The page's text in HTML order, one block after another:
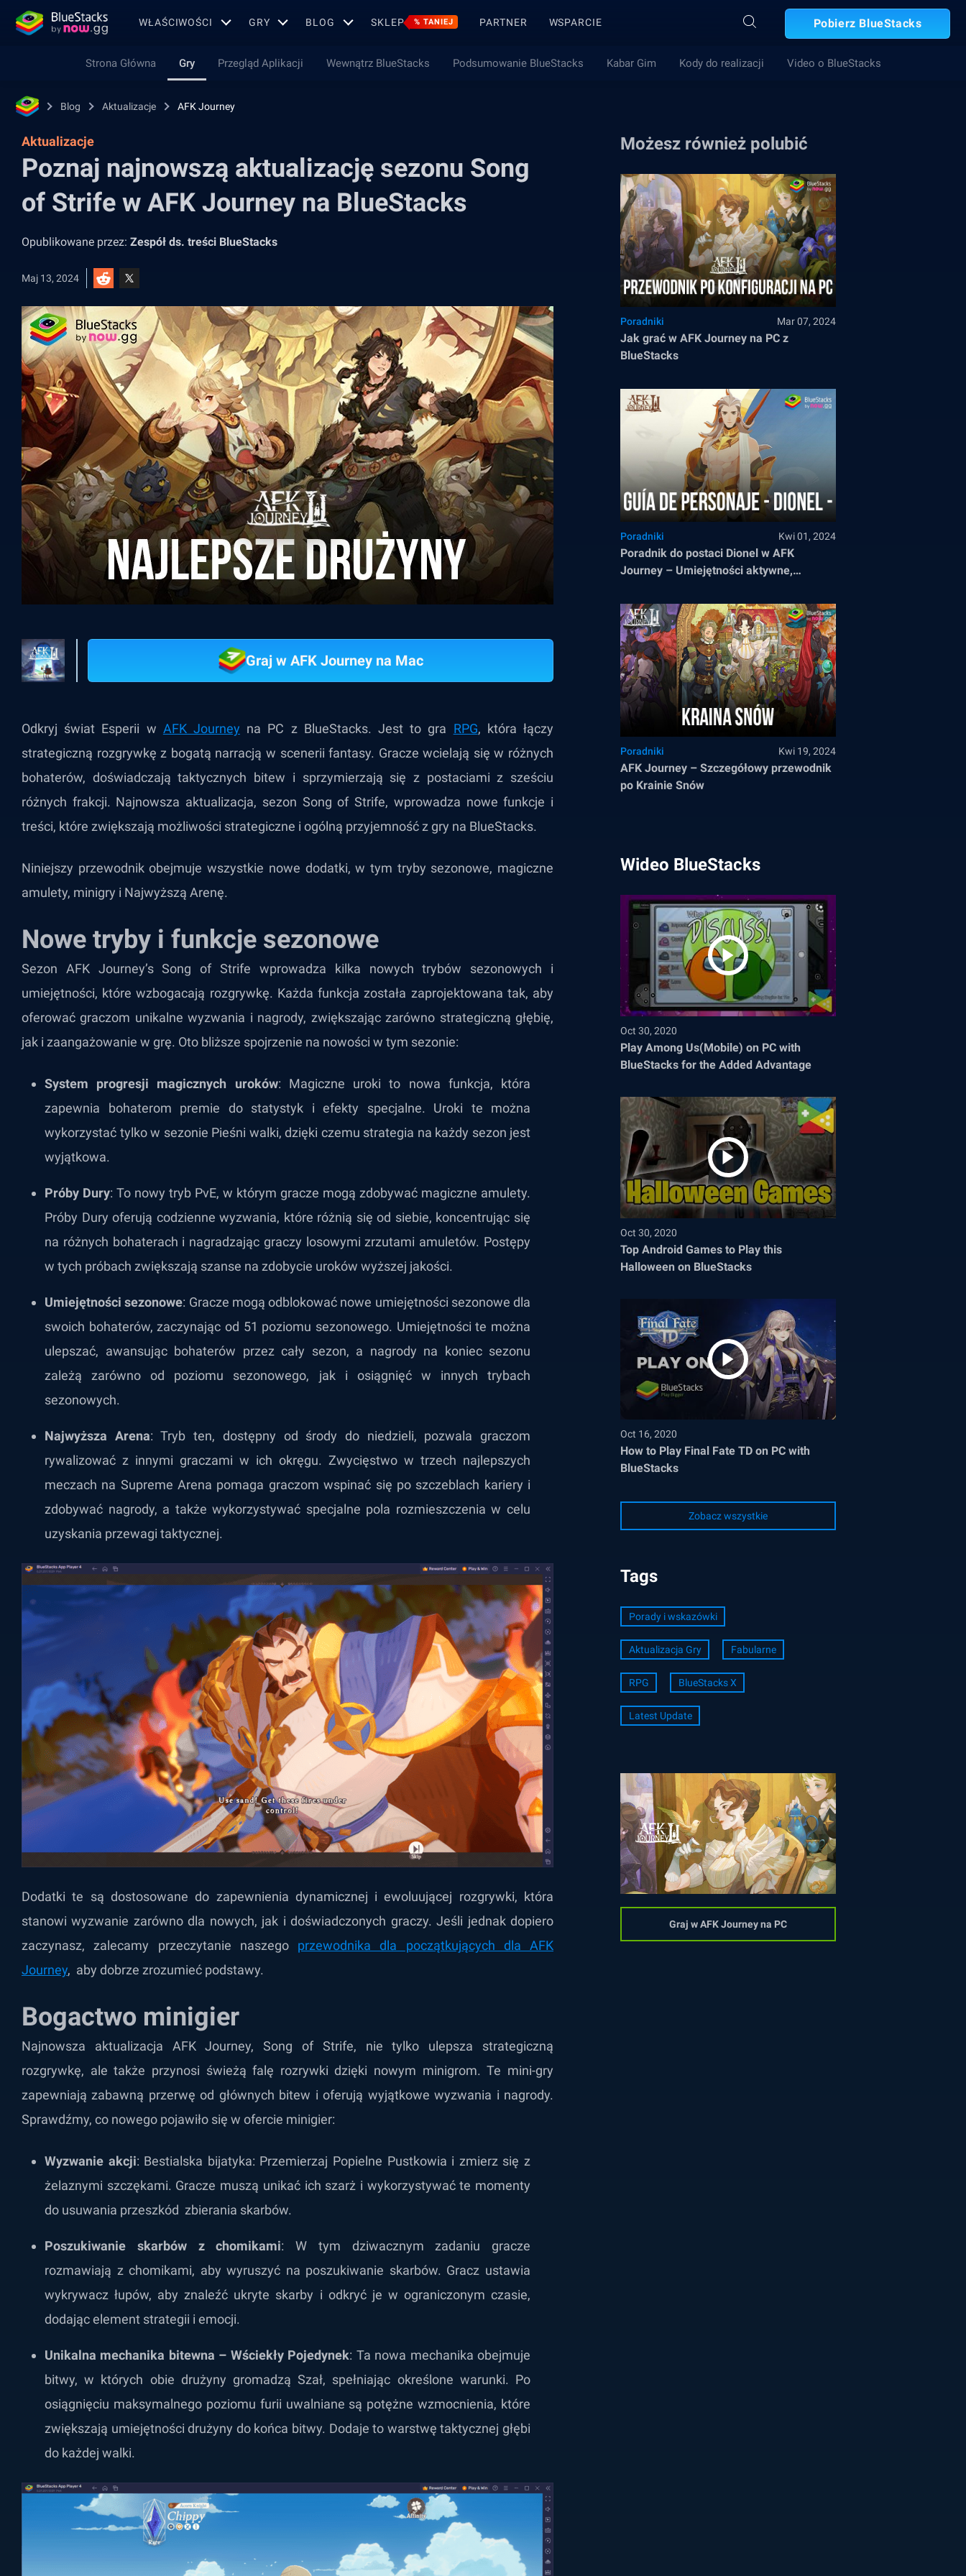
WŁAŚCIWOŚCI GRY BLOG SKLEP % TANIEJ PARTNER WSPARCIE Pobierz BlueStacks
Strona Główna Gry Przegląd Aplikacji Wewnątrz BlueStacks Podsumowanie BlueStacks Kabar Gim Kody do realizacji Video o BlueStacks
Blog Aktualizacje AFK Journey
Aktualizacje
Poznaj najnowszą aktualizację sezonu Song
of Strife w AFK Journey na BlueStacks
Opublikowane przez: Zespół ds. treści BlueStacks
Maj 13, 2024
Graj w AFK Journey na Mac
Odkryj świat Esperii w AFK Journey na PC z BlueStacks. Jest to gra RPG, która łączy
strategiczną rozgrywkę z bogatą narracją w scenerii fantasy. Gracze wcielają się w różnych
bohaterów, doświadczają taktycznych bitew i sprzymierzają się z postaciami z sześciu
różnych frakcji. Najnowsza aktualizacja, sezon Song of Strife, wprowadza nowe funkcje i
treści, które zwiększają możliwości strategiczne i ogólną przyjemność z gry na BlueStacks.
Niniejszy przewodnik obejmuje wszystkie nowe dodatki, w tym tryby sezonowe, magiczne
amulety, minigry i Najwyższą Arenę.
Nowe tryby i funkcje sezonowe
Sezon AFK Journey’s Song of Strife wprowadza kilka nowych trybów sezonowych i
umiejętności, które wzbogacają rozgrywkę. Każda funkcja została zaprojektowana tak, aby
oferować graczom unikalne wyzwania i nagrody, zwiększając zarówno strategiczną głębię,
jak i zaangażowanie w grę. Oto bliższe spojrzenie na nowości w tym sezonie:
System progresji magicznych uroków: Magiczne uroki to nowa funkcja, która
zapewnia bohaterom premie do statystyk i efekty specjalne. Uroki te można
wykorzystać tylko w sezonie Pieśni walki, dzięki czemu strategia na każdy sezon jest
wyjątkowa.
Próby Dury: To nowy tryb PvE, w którym gracze mogą zdobywać magiczne amulety.
Próby Dury oferują codzienne wyzwania, które różnią się od siebie, koncentrując się
na różnych bohaterach i nagradzając graczy losowymi zrzutami amuletów. Postępy
w tych próbach zwiększają szanse na zdobycie uroków wyższej jakości.
Umiejętności sezonowe: Gracze mogą odblokować nowe umiejętności sezonowe dla
swoich bohaterów, zaczynając od 51 poziomu sezonowego. Umiejętności te można
ulepszać, awansując bohaterów przez cały sezon, a nagrody na koniec sezonu
zależą zarówno od poziomu sezonowego, jak i osiągnięć w innych trybach
sezonowych.
Najwyższa Arena: Tryb ten, dostępny od środy do niedzieli, pozwala graczom
rywalizować z innymi graczami w ich okręgu. Zwycięstwo w trzech najlepszych
meczach na Supreme Arena pomaga graczom wspinać się po szczeblach kariery i
zdobywać nagrody, a także wykorzystywać specjalne pola rozmieszczenia w celu
uzyskania przewagi taktycznej.
Dodatki te są dostosowane do zapewnienia dynamicznej i ewoluującej rozgrywki, która
stanowi wyzwanie zarówno dla nowych, jak i doświadczonych graczy. Jeśli jednak dopiero
zaczynasz, zalecamy przeczytanie naszego przewodnika dla początkujących dla AFK
Journey, aby dobrze zrozumieć podstawy.
Bogactwo minigier
Najnowsza aktualizacja AFK Journey, Song of Strife, nie tylko ulepsza strategiczną
rozgrywkę, ale także przynosi świeżą falę rozrywki dzięki nowym minigrom. Te mini-gry
zapewniają zabawną przerwę od głównych bitew i oferują wyjątkowe wyzwania i nagrody.
Sprawdźmy, co nowego pojawiło się w ofercie minigier:
Wyzwanie akcji: Bestialska bijatyka: Przemierzaj Popielne Pustkowia i zmierz się z
żelaznymi szczękami. Gracze muszą unikać ich szarż i wykorzystywać te momenty
do usuwania przeszkód zbierania skarbów.
Poszukiwanie skarbów z chomikami: W tym dziwacznym zadaniu gracze
rozmawiają z chomikami, aby wyruszyć na poszukiwanie skarbów. Gracz ustawia
wykrywacz łupów, aby znaleźć ukryte skarby i odkryć je w ograniczonym czasie,
dodając element strategii i emocji.
Unikalna mechanika bitewna – Wściekły Pojedynek: Ta nowa mechanika obejmuje
bitwy, w których obie drużyny gromadzą Szał, spełniając określone warunki. Po
osiągnięciu maksymalnego poziomu furii uwalniane są potężne wzmocnienia, które
zwiększają umiejętności drużyny do końca bitwy. Dodaje to warstwę taktycznej głębi
do każdej walki.
Możesz również polubić
Poradniki Mar 07, 2024
Jak grać w AFK Journey na PC z
BlueStacks
Poradniki Kwi 01, 2024
Poradnik do postaci Dionel w AFK
Journey – Umiejętności aktywne,
Poradniki Kwi 19, 2024
AFK Journey – Szczegółowy przewodnik
po Krainie Snów
Wideo BlueStacks
Oct 30, 2020
Play Among Us(Mobile) on PC with
BlueStacks for the Added Advantage
Oct 30, 2020
Top Android Games to Play this
Halloween on BlueStacks
Oct 16, 2020
How to Play Final Fate TD on PC with
BlueStacks
Zobacz wszystkie
Tags
Porady i wskazówki
Aktualizacja Gry Fabularne
RPG BlueStacks X
Latest Update
Graj w AFK Journey na PC